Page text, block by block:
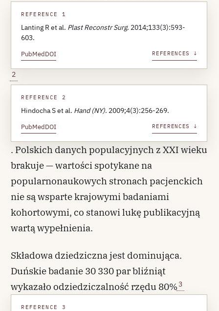
REFERENCE 1
Lanting R et al. Plast Reconstr Surg. 2014;133(3):593-
603.
PubMedDOI REFERENCES ↓
2
REFERENCE 2
Hindocha S et al. Hand (NY). 2009;4(3):256-269.
PubMedDOI REFERENCES ↓
. Polskich danych populacyjnych z XXI wieku
brakuje — wartości spotykane na
popularnonaukowych stronach pacjenckich
nie są wsparte krajowymi badaniami
kohortowymi, co stanowi lukę publikacyjną
wartą wypełnienia.
Składowa dziedziczna jest dominująca.
Duńskie badanie 30 330 par bliźniąt
wykazało odziedziczalność rzędu 80% 3
REFERENCE 3